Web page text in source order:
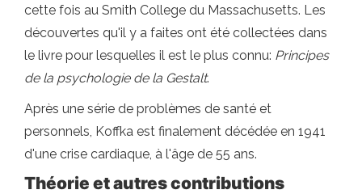
cette fois au Smith College du Massachusetts. Les
découvertes qu'il y a faites ont été collectées dans
le livre pour lesquelles il est le plus connu: Principes
de la psychologie de la Gestalt.
Après une série de problèmes de santé et
personnels, Koffka est finalement décédée en 1941
d'une crise cardiaque, à l'âge de 55 ans.
Théorie et autres contributions